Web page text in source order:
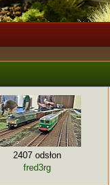
2407 odsłon
fred3rg